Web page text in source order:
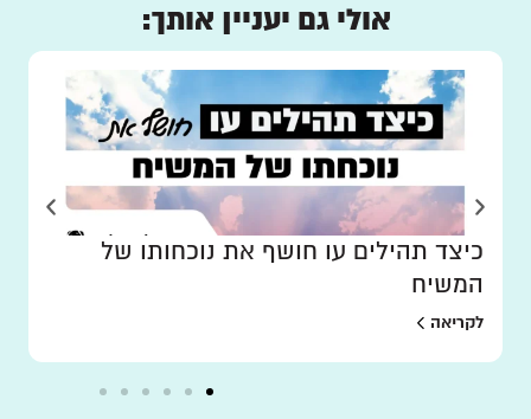
אולי גם יעניין אותך:
כיצד תהילים עו חושף את נוכחותו של
המשיח
לקריאה